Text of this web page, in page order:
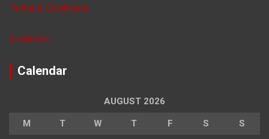
Terms & Conditions
Disclaimer
Calendar
AUGUST 2026
M T W T F S S